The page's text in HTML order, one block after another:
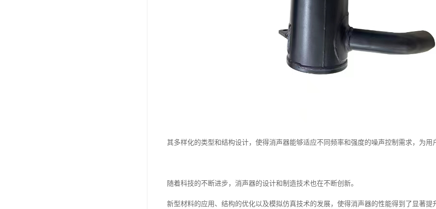
其多样化的类型和结构设计，使得消声器能够适应不同频率和强度的噪声控制需求，为用
随着科技的不断进步，消声器的设计和制造技术也在不断创新。
新型材料的应用、结构的优化以及模拟仿真技术的发展，使得消声器的性能得到了显著提